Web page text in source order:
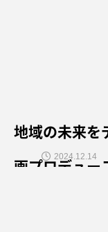
地域の未来を
画プロデュー
2024.12.14